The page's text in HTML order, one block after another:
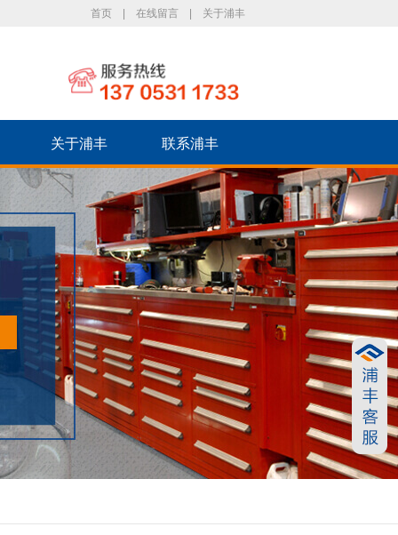
首页 在线留言 关于浦丰
关于浦丰 联系浦丰